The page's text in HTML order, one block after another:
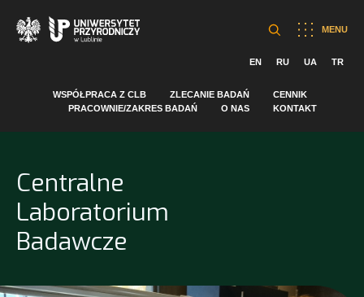
MENU
EN RU UA TR
WSPÓŁPRACA Z CLB ZLECANIE BADAŃ
CENNIK
PRACOWNIE/ZAKRES BADAŃ
O NAS KONTAKT
Centralne
Laboratorium
Badawcze